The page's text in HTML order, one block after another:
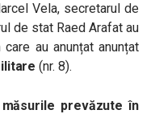
Vela, secretarul de
de stat Raed Arafat au
au anunțat anunțat
(nr. 8).
prevăzute în